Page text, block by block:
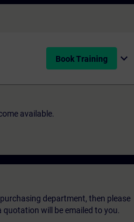
Book Training expand_more
available.
department, then please
will be emailed to you.